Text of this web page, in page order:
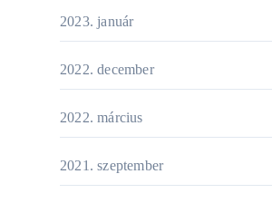
2023. január
2022. december
2022. március
2021. szeptember